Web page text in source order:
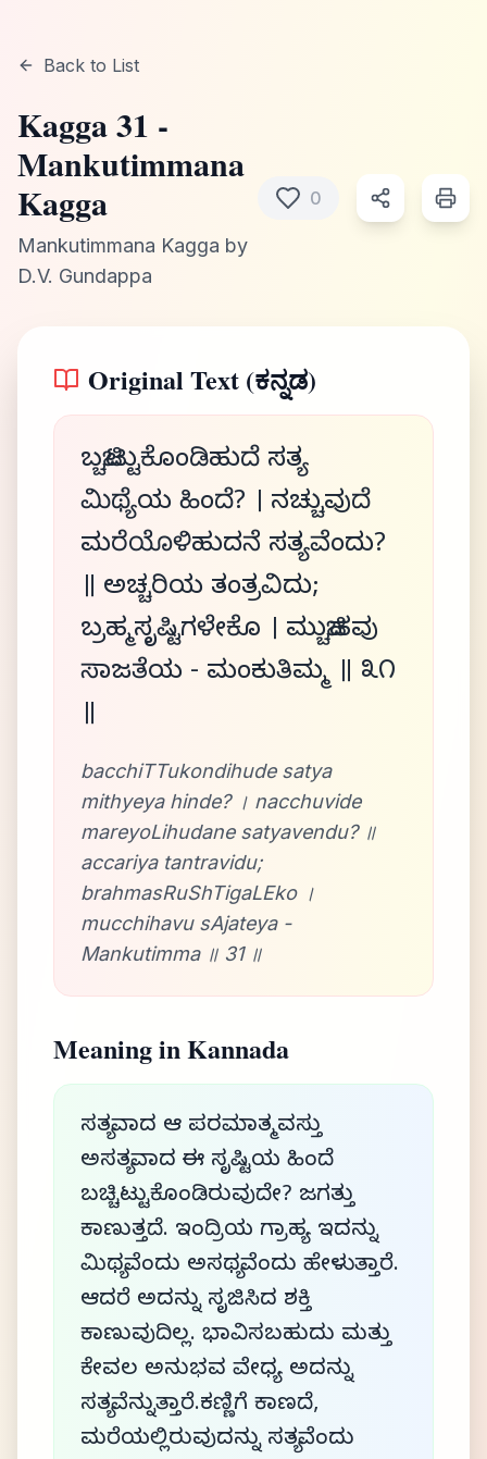
Back to List
Kagga31 -
Mankutimmana
Kagga
Mankutimmana Kagga by
D.V. Gundappa
0
Original Text (ಕನ್ನಡ)
ಬಚ್ಚಿಟ್ಟುಕೊಂಡಿಹುದೆ ಸತ್ಯ
ಮಿಥ್ಯೆಯ ಹಿಂದೆ? । ನಚ್ಚುವುದೆ
ಮರೆಯೊಳಿಹುದನೆ ಸತ್ಯವೆಂದು?
॥ ಅಚ್ಚರಿಯ ತಂತ್ರವಿದು;
ಬ್ರಹ್ಮಸೃಷ್ಟಿಗಳೇಕೊ । ಮುಚ್ಚಿಹವು
ಸಾಜತೆಯ - ಮಂಕುತಿಮ್ಮ ॥ ೩೧
॥
bacchiTTukondihude satya
mithyeya hinde? । nacchuvide
mareyoLihudane satyavendu? ॥
accariya tantravidu;
brahmasRuShTigaLEko ।
mucchihavu sAjateya -
Mankutimma ॥ 31 ॥
Meaning in Kannada
ಸತ್ಯವಾದ ಆ ಪರಮಾತ್ಮವಸ್ತು
ಅಸತ್ಯವಾದ ಈ ಸೃಷ್ಟಿಯ ಹಿಂದೆ
ಬಚ್ಚಿಟ್ಟುಕೊಂಡಿರುವುದೇ? ಜಗತ್ತು
ಕಾಣುತ್ತದೆ. ಇಂದ್ರಿಯ ಗ್ರಾಹ್ಯ. ಇದನ್ನು
ಮಿಥ್ಯವೆಂದು ಅಸಥ್ಯವೆಂದು ಹೇಳುತ್ತಾರೆ.
ಆದರೆ ಅದನ್ನು ಸೃಜಿಸಿದ ಶಕ್ತಿ
ಕಾಣುವುದಿಲ್ಲ. ಭಾವಿಸಬಹುದು ಮತ್ತು
ಕೇವಲ ಅನುಭವ ವೇಧ್ಯ. ಅದನ್ನು
ಸತ್ಯವೆನ್ನುತ್ತಾರೆ.ಕಣ್ಣಿಗೆ ಕಾಣದೆ,
ಮರೆಯಲ್ಲಿರುವುದನ್ನು ಸತ್ಯವೆಂದು